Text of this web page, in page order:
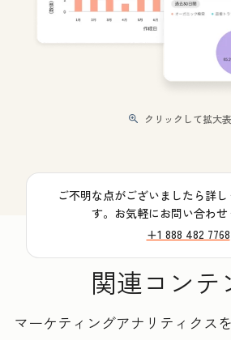
クリックして拡大
ご不明な点がございましたら詳
す。お気軽にお問い合わせ
+1 888 482 7768
関連コンテ
マーケティングアナリティクス